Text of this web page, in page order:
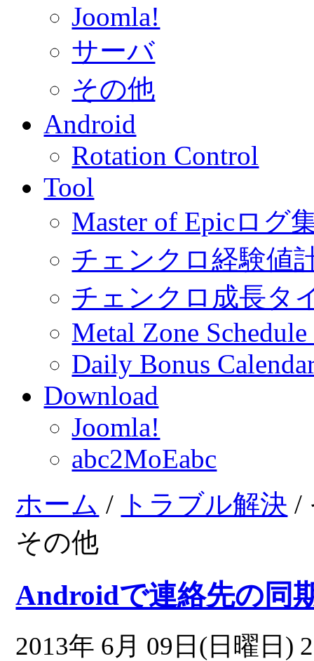
Joomla!
サーバ
その他
Android
Rotation Control
Tool
Master of Epicログ
チェンクロ経験値
チェンクロ成長タ
Metal Zone
Daily Bonus
Download
Joomla!
abc2MoEabc
ホーム / トラブル解決 /
その他
Androidで連絡先の同
2013年 6月 09日(日曜日)